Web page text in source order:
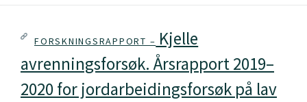
FORSKNINGSRAPPORT – Kjelle
avrenningsforsøk. Årsrapport 2019–
2020 for jordarbeidingsforsøk på lav